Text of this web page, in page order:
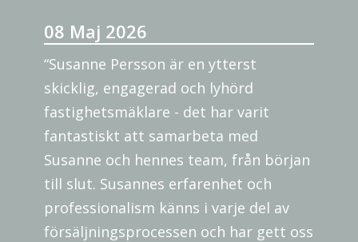
08 Maj 2026
“Susanne Persson är en ytterst
skicklig, engagerad och lyhörd
fastighetsmäklare - det har varit
fantastiskt att samarbeta med
Susanne och hennes team, från början
till slut. Susannes erfarenhet och
professionalism känns i varje del av
försäljningsprocessen och har gett oss